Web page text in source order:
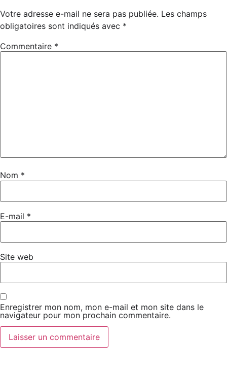
Votre adresse e-mail ne sera pas publiée. Les champs
obligatoires sont indiqués avec *
Commentaire *
Nom *
E-mail *
Site web
Enregistrer mon nom, mon e-mail et mon site dans le
navigateur pour mon prochain commentaire.